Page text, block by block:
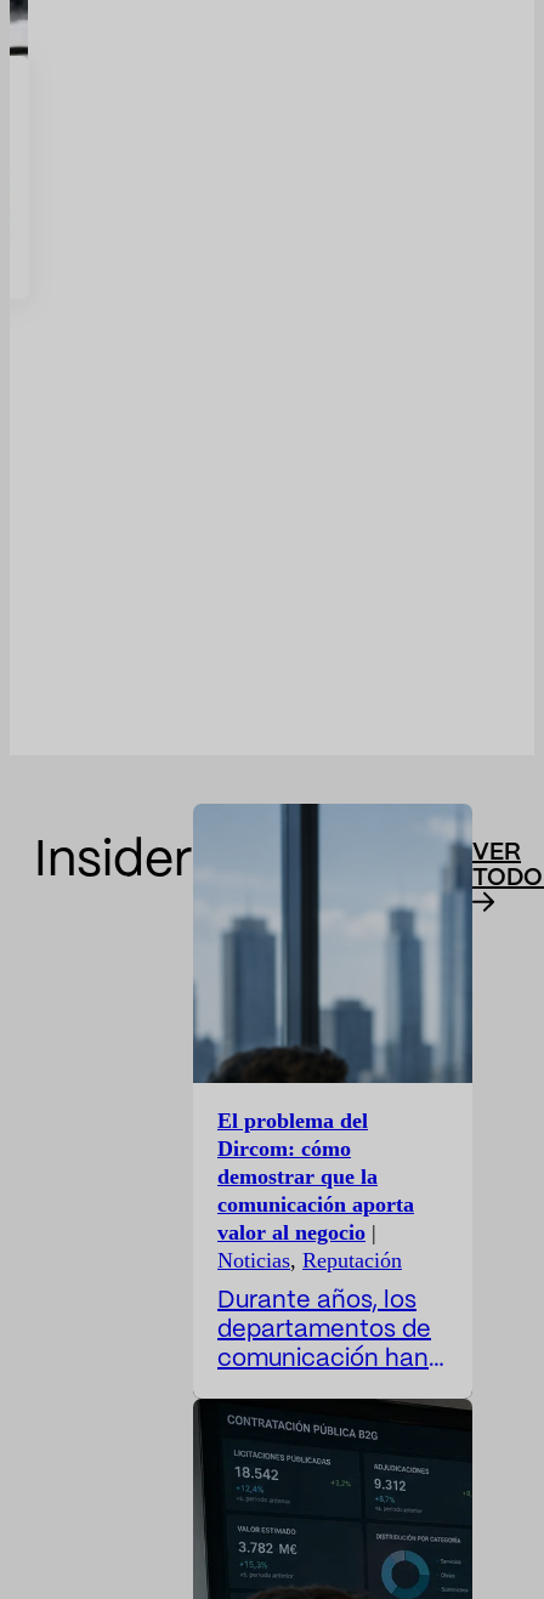
Insider
El problema del
Dircom: cómo
demostrar que la
comunicación aporta
valor al negocio |
Noticias, Reputación
Durante años, los
departamentos de
comunicación han
paradoja difícil de
resolver: su
actividad es cada
vez más
estratégica, pero
sus métricas siguen
siendo, en muchos
VER